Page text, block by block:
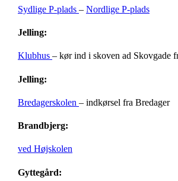
Sydlige P-plads – Nordlige P-plads
Jelling:
Klubhus – kør ind i skoven ad Skovgade
Jelling:
Bredagerskolen – indkørsel fra Bredager
Brandbjerg:
ved Højskolen
Gyttegård: